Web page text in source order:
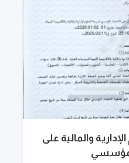
والمالية على